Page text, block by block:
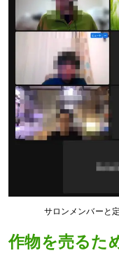
サロンメンバーと
作物を売るた